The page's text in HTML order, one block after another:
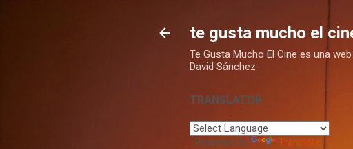
te gusta mucho el
Te Gusta Mucho El Cine es una
David Sánchez
TRANSLATOR
Powered by Translate